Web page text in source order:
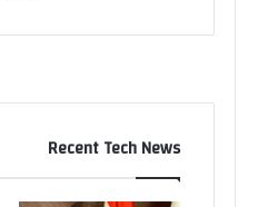
Recent Tech News